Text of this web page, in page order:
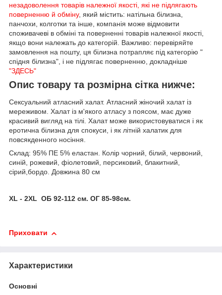
незадоволення товарів належної якості, які не підлягають
поверненню й обміну, який містить: натільна білизна,
панчохи, колготки та інше, компанія може відмовити
споживачеві в обміні та поверненні товарів належної якості,
якщо вони належать до категорій. Важливо: перевіряйте
замовлення на пошту, ця білизна потрапляє під категорію "
спідня білизна", і не підлягає поверненню, докладніше
"ЗДЕСЬ"
Опис товару та розмірна сітка нижче:
Сексуальний атласний халат. Атласний жіночий халат із
мереживом. Халат із м'якого атласу з поясом, має дуже
красивий вигляд на тілі. Халат може використовуватися і як
еротична білизна для спокуси, і як літній халатик для
повсякденного носіння.
Склад: 95% ПЕ 5% еластан. Колір чорний, білий, червоний,
синій, рожевий, фіолетовий, персиковий, блакитний,
сірий,бордо. Довжина 80 см
XL - 2XL ОБ 92-112 см. ОГ 85-98см.
Приховати
Характеристики
Основні